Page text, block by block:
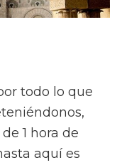
todo lo que
1 hora de
aquí es